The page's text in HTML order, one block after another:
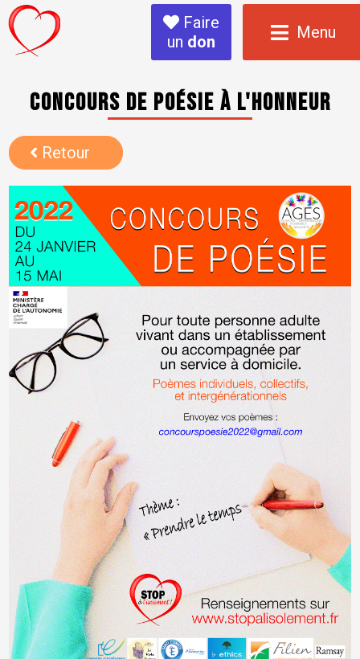
Faire
un don Menu
Concours de poésie à l'honneur
Retour